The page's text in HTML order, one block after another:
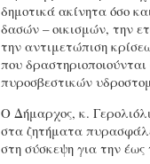
δημοτικά ακίνητα όσο
δασών – οικισμών, την
την αντιμετώπιση
που
πυροσβεστικών
Ο Δήμαρχος, κ.
στα ζητήματα
στη σύσκεψη για την